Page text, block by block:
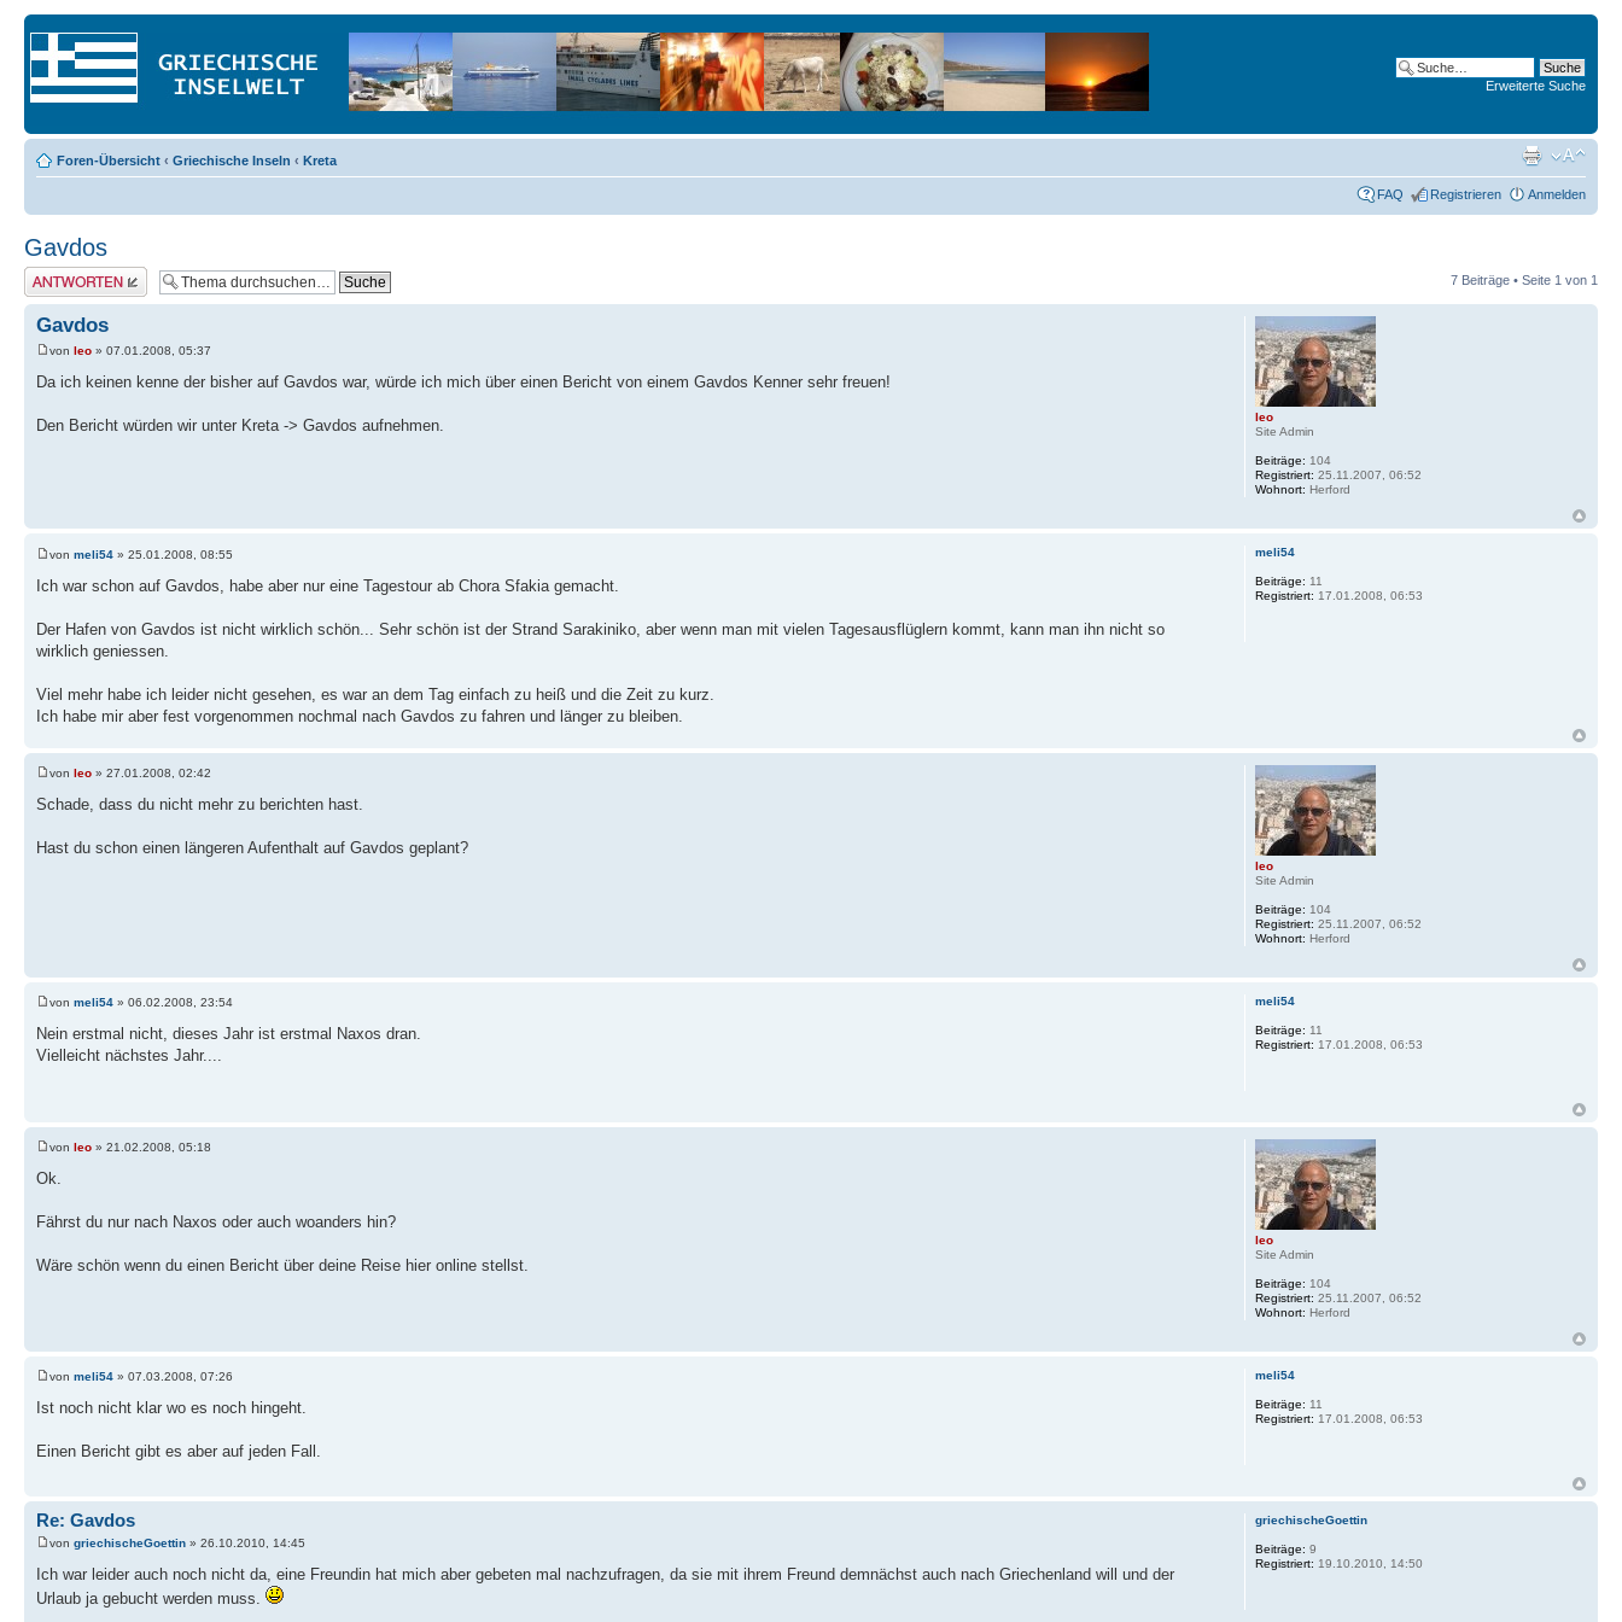
Erweiterte Suche
Foren-Übersicht ‹ Griechische Inseln ‹ Kreta
FAQ Registrieren Anmelden
Gavdos
Antwort erstellen 7 Beiträge • Seite 1 von 1
Gavdos
von leo » 07.01.2008, 05:37
Da ich keinen kenne der bisher auf Gavdos war, würde ich mich über einen Bericht von einem Gavdos Kenner sehr freuen!
Den Bericht würden wir unter Kreta -> Gavdos aufnehmen.
leo
Site Admin
Beiträge: 104
Registriert: 25.11.2007, 06:52
Wohnort: Herford
von meli54 » 25.01.2008, 08:55
Ich war schon auf Gavdos, habe aber nur eine Tagestour ab Chora Sfakia gemacht.
Der Hafen von Gavdos ist nicht wirklich schön... Sehr schön ist der Strand Sarakiniko, aber wenn man mit vielen Tagesausflüglern kommt, kann man ihn nicht so
wirklich geniessen.
Viel mehr habe ich leider nicht gesehen, es war an dem Tag einfach zu heiß und die Zeit zu kurz.
Ich habe mir aber fest vorgenommen nochmal nach Gavdos zu fahren und länger zu bleiben.
meli54
Beiträge: 11
Registriert: 17.01.2008, 06:53
von leo » 27.01.2008, 02:42
Schade, dass du nicht mehr zu berichten hast.
Hast du schon einen längeren Aufenthalt auf Gavdos geplant?
leo
Site Admin
Beiträge: 104
Registriert: 25.11.2007, 06:52
Wohnort: Herford
von meli54 » 06.02.2008, 23:54
Nein erstmal nicht, dieses Jahr ist erstmal Naxos dran.
Vielleicht nächstes Jahr....
meli54
Beiträge: 11
Registriert: 17.01.2008, 06:53
von leo » 21.02.2008, 05:18
Ok.
Fährst du nur nach Naxos oder auch woanders hin?
Wäre schön wenn du einen Bericht über deine Reise hier online stellst.
leo
Site Admin
Beiträge: 104
Registriert: 25.11.2007, 06:52
Wohnort: Herford
von meli54 » 07.03.2008, 07:26
Ist noch nicht klar wo es noch hingeht.
Einen Bericht gibt es aber auf jeden Fall.
meli54
Beiträge: 11
Registriert: 17.01.2008, 06:53
Re: Gavdos
von griechischeGoettin » 26.10.2010, 14:45
Ich war leider auch noch nicht da, eine Freundin hat mich aber gebeten mal nachzufragen, da sie mit ihrem Freund demnächst auch nach Griechenland will und der
Urlaub ja gebucht werden muss.
griechischeGoettin
Beiträge: 9
Registriert: 19.10.2010, 14:50